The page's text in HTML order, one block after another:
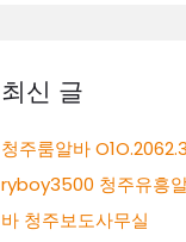
최신 글
청주룸알바
ryboy3500 청주유흥
바 청주보도사무실